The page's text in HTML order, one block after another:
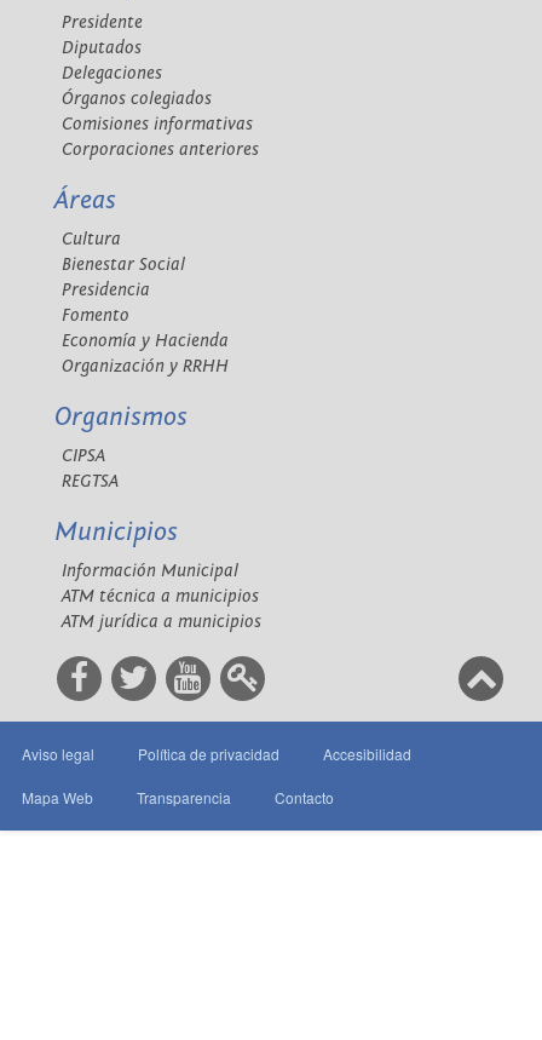
Presidente
Diputados
Delegaciones
Órganos colegiados
Comisiones informativas
Corporaciones anteriores
Áreas
Cultura
Bienestar Social
Presidencia
Fomento
Economía y Hacienda
Organización y RRHH
Organismos
CIPSA
REGTSA
Municipios
Información Municipal
ATM técnica a municipios
ATM jurídica a municipios
Aviso legal Política de privacidad Accesibilidad
Mapa Web Transparencia Contacto